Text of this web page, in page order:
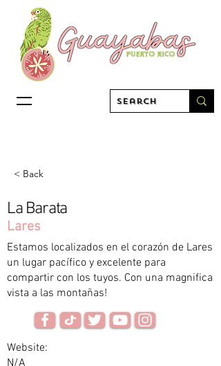
< Back
La Barata
Lares
Estamos localizados en el corazón de Lares
un lugar pacífico y excelente para
compartir con los tuyos. Con una magnifica
vista a las montañas!
Website:
N/A